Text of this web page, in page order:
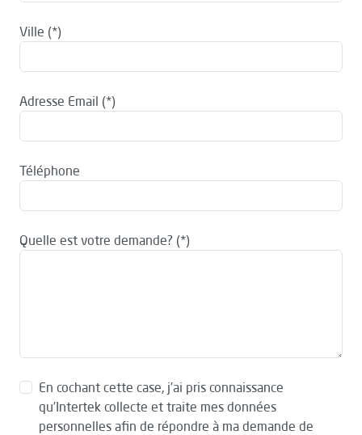
Ville
Adresse Email
Téléphone
Quelle est votre demande?
En cochant cette case, j’ai pris connaissance
qu’Intertek collecte et traite mes données
personnelles afin de répondre à ma demande de